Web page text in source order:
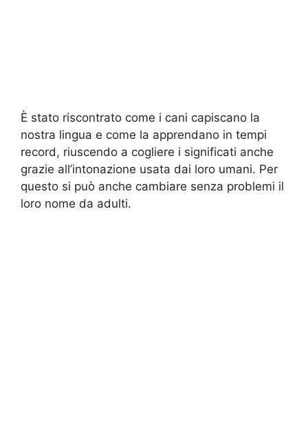
È stato riscontrato come i cani capiscano la
nostra lingua e come la apprendano in tempi
record, riuscendo a cogliere i significati anche
grazie all’intonazione usata dai loro umani. Per
questo si può anche cambiare senza problemi il
loro nome da adulti.